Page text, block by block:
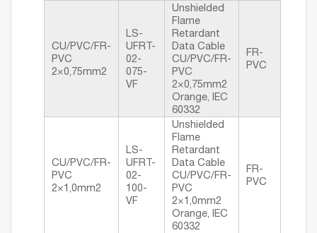
CU/PVC/FR-
PVC
2×0,75mm2
LS-
UFRT-
02-
075-
VF
Unshielded
Flame
Retardant
Data Cable
CU/PVC/FR-
PVC
2×0,75mm2
Orange, IEC
60332
FR-
PVC
CU/PVC/FR-
PVC
2×1,0mm2
LS-
UFRT-
02-
100-
VF
Unshielded
Flame
Retardant
Data Cable
CU/PVC/FR-
PVC
2×1,0mm2
Orange, IEC
60332
FR-
PVC